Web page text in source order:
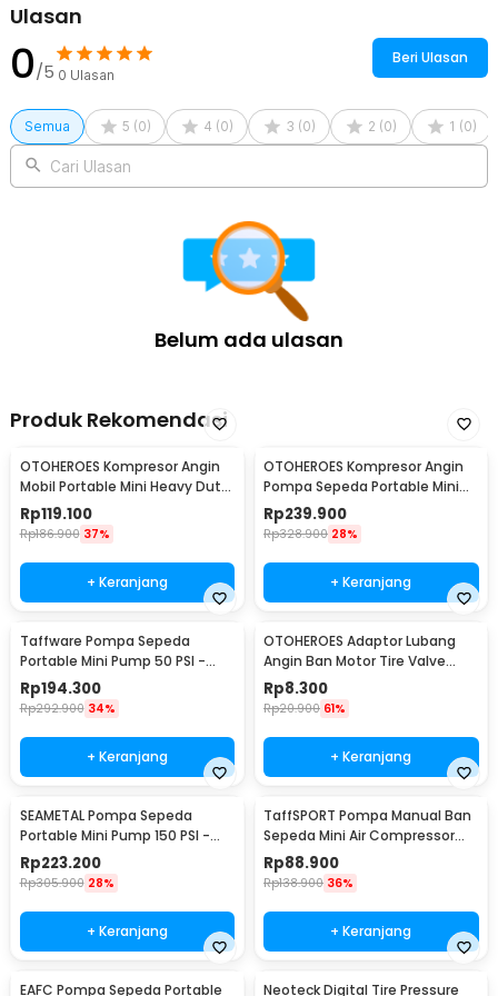
4 x Kepala Pompa
Ulasan
0/5 0 Ulasan
Beri Ulasan
Semua 5 (0) 4 (0) 3 (0) 2 (0) 1 (0)
Cari Ulasan
Belum ada ulasan
Produk Rekomendasi
OTOHEROES Kompresor Angin
Mobil Portable Mini Heavy Duty
12V 150 PSI
Rp119.100
Rp186.900 37%
+ Keranjang
OTOHEROES Kompresor Angin
Pompa Sepeda Portable Mini
Pump 150 PSI - 628-4X4
Rp239.900
Rp328.900 28%
+ Keranjang
Taffware Pompa Sepeda
Portable Mini Pump 50 PSI -
ATJ-1166-mini
Rp194.300
Rp292.900 34%
+ Keranjang
OTOHEROES Adaptor Lubang
Angin Ban Motor Tire Valve
Stem Metal 90 Degree - EA90
Rp8.300
Rp20.900 61%
+ Keranjang
SEAMETAL Pompa Sepeda
Portable Mini Pump 150 PSI -
ATJ-1266
Rp223.200
Rp305.900 28%
+ Keranjang
TaffSPORT Pompa Manual Ban
Sepeda Mini Air Compressor
210 PSI - PP03
Rp88.900
Rp138.900 36%
+ Keranjang
EAFC Pompa Sepeda Portable Neoteck Digital Tire Pressure